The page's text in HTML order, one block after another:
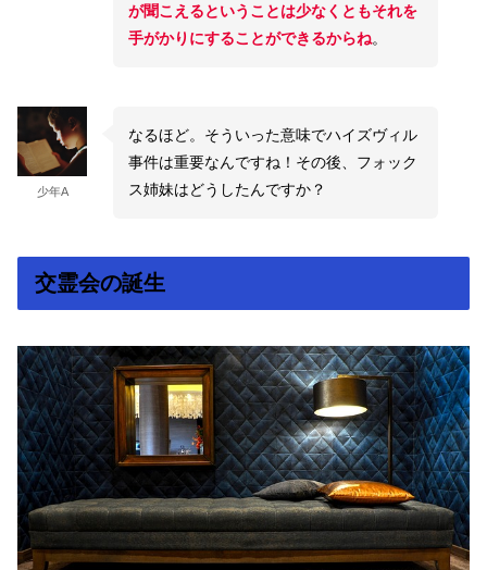
が聞こえるということは少なくともそれを
手がかりにすることができるからね。
少年A
なるほど。そういった意味でハイズヴィル
事件は重要なんですね！その後、フォック
ス姉妹はどうしたんですか？
交霊会の誕生